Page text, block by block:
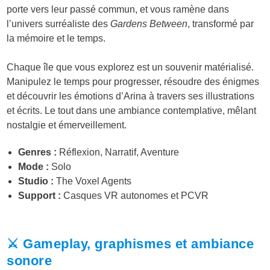
porte vers leur passé commun, et vous ramène dans
l’univers surréaliste desGardens Between, transformé par
la mémoire et le temps.
Chaque île que vous explorez est un souvenir matérialisé.
Manipulez le temps pour progresser, résoudre des énigmes
et découvrir les émotions d’Arina à travers ses illustrations
et écrits. Le tout dans une ambiance contemplative, mêlant
nostalgie et émerveillement.
Genres : Réflexion, Narratif, Aventure
Mode : Solo
Studio : The Voxel Agents
Support : Casques VR autonomes et PCVR
⚔️ Gameplay, graphismes et ambiance
sonore